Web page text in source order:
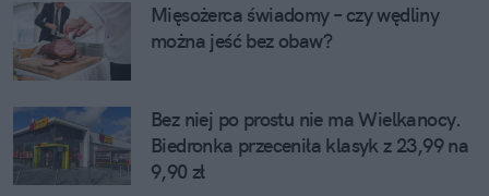
Mięsożerca świadomy – czy wędliny
można jeść bez obaw?
Bez niej po prostu nie ma Wielkanocy.
Biedronka przeceniła klasyk z 23,99 na
9,90 zł